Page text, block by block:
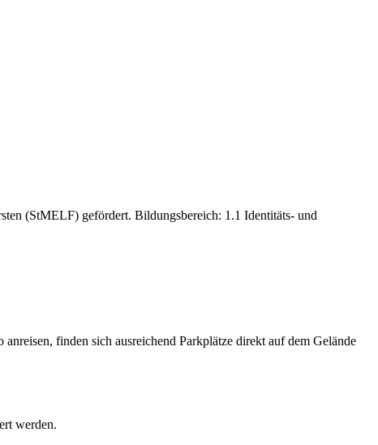
(StMELF) gefördert. Bildungsbereich: 1.1 Identitäts- und
finden sich ausreichend Parkplätze direkt auf dem Gelände
werden.